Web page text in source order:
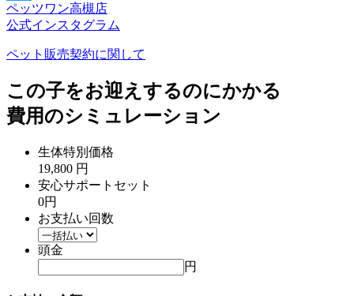
Twitter
ペッツワン高槻店
公式インスタグラム
ペット販売契約に関して
この子をお迎えするのにかかる
費用のシミュレーション
生体特別価格
19,800 円
安心サポートセット
0円
お支払い回数
頭金
円